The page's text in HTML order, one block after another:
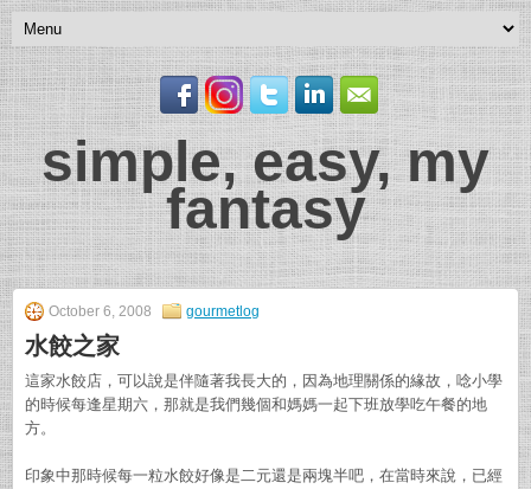
simple, easy, my
fantasy
October 6, 2008 gourmetlog
水餃之家
這家水餃店，可以說是伴隨著我長大的，因為地理關係的緣故，唸小學
的時候每逢星期六，那就是我們幾個和媽媽一起下班放學吃午餐的地
方。
印象中那時候每一粒水餃好像是二元還是兩塊半吧，在當時來說，已經